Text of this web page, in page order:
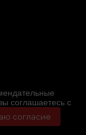
соглашаетесь с
согласие